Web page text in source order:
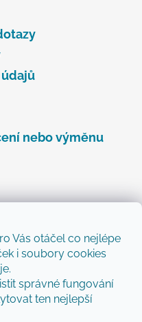
Vás otáčel co nejlépe
i soubory cookies
správné fungování
ten nejlepší
nebo výměnu
zasílat informace
e-shopu.
zasílat ty nejlepší